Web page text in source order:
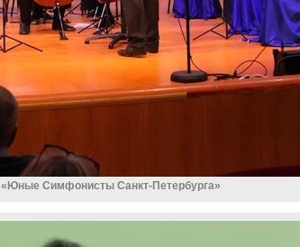
«Юные Симфонисты Санкт-Петербурга»